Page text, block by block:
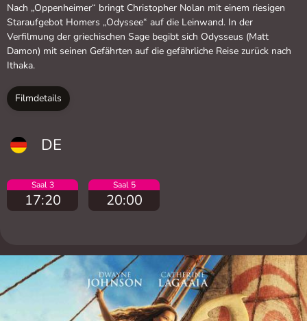
Nach „Oppenheimer“ bringt Christopher Nolan mit einem riesigen
Staraufgebot Homers „Odyssee“ auf die Leinwand. In der
Verfilmung der griechischen Sage begibt sich Odysseus (Matt
Damon) mit seinen Gefährten auf die gefährliche Reise zurück nach
Ithaka.
Filmdetails
DE
Saal 3
17:20
Saal 5
20:00